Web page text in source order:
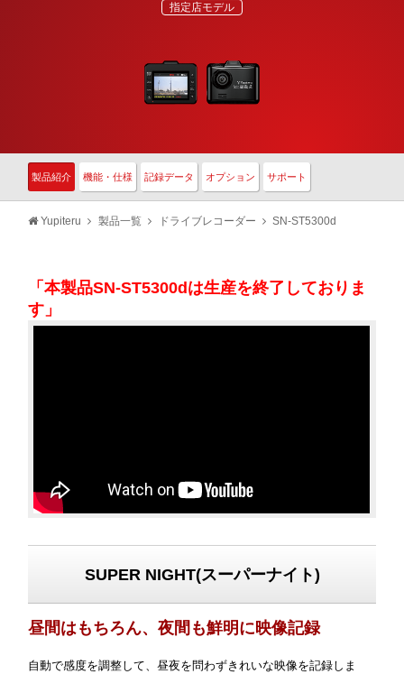
指定店モデル
製品紹介 機能・仕様 記録データ オプション サポート
Yupiteru 製品一覧 ドライブレコーダー SN-ST5300d
「本製品SN-ST5300dは生産を終了しておりま
す」
SUPER NIGHT(スーパーナイト)
昼間はもちろん、夜間も鮮明に映像記録
自動で感度を調整して、昼夜を問わずきれいな映像を記録しま